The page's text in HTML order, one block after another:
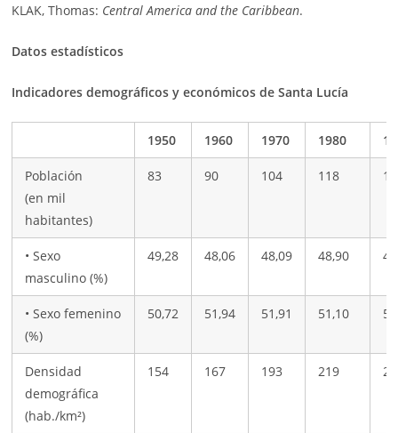
KLAK, Thomas: Central America and the Caribbean.
Datos estadísticos
Indicadores demográficos y económicos de Santa Lucía
1950 1960 1970 1980
Población
(en mil
habitantes)
83 90 104 118
• Sexo
masculino (%)
49,28 48,06 48,09 48,90
• Sexo femenino
(%)
50,72 51,94 51,91 51,10
Densidad
demográfica
(hab./km²)
154 167 193 219